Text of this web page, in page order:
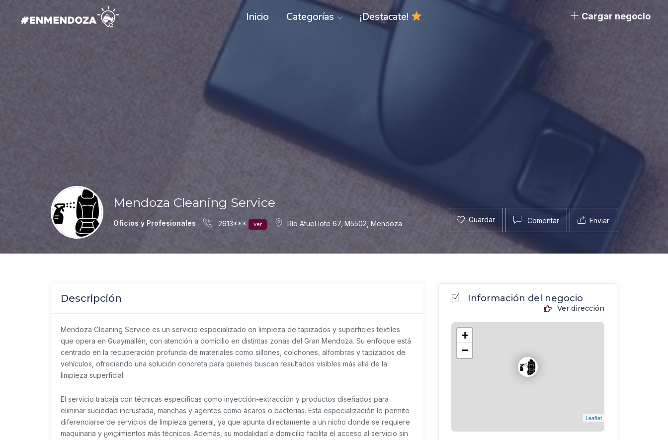
Inicio Categorías ¡Destacate! Cargar negocio
Mendoza Cleaning Service
Oficios y Profesionales 2613*** ver Río Atuel lote 67, M5502, Mendoza Guardar Comentar Enviar
Descripción
Mendoza Cleaning Service es un servicio especializado en limpieza de tapizados y superficies textiles
que opera en Guaymallén, con atención a domicilio en distintas zonas del Gran Mendoza. Su enfoque está
centrado en la recuperación profunda de materiales como sillones, colchones, alfombras y tapizados de
vehículos, ofreciendo una solución concreta para quienes buscan resultados visibles más allá de la
limpieza superficial.
El servicio trabaja con técnicas específicas como inyección-extracción y productos diseñados para
eliminar suciedad incrustada, manchas y agentes como ácaros o bacterias. Esta especialización le permite
diferenciarse de servicios de limpieza general, ya que apunta directamente a un nicho donde se requiere
maquinaria y ცოდimientos más técnicos. Además, su modalidad a domicilio facilita el acceso al servicio sin
Información del negocio
Ver dirección
+
−
Leaflet